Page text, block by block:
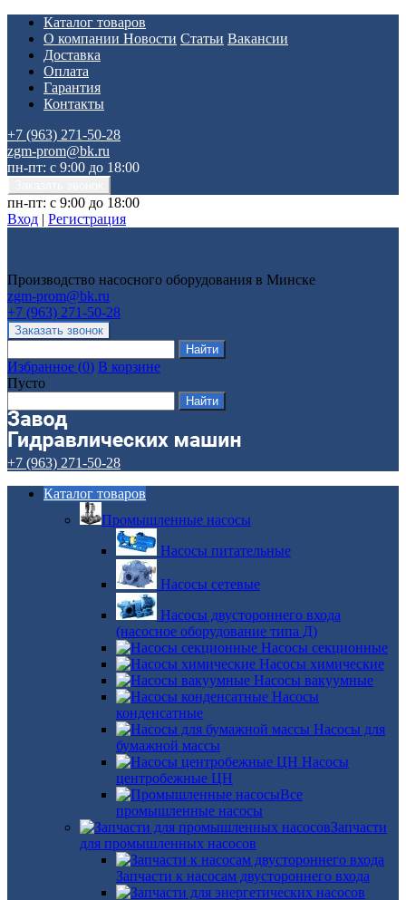
Каталог товаров
О компании Новости Статьи Вакансии
Доставка
Оплата
Гарантия
Контакты
+7 (963) 271-50-28
zgm-prom@bk.ru
пн-пт: с 9:00 до 18:00
пн-пт: с 9:00 до 18:00
Вход | Регистрация
Производство насосного оборудования в Минске
zgm-prom@bk.ru
+7 (963) 271-50-28
Избранное (0) В корзине
Пусто
+7 (963) 271-50-28
Каталог товаров
Промышленные насосы
Насосы питательные
Насосы сетевые
Насосы двустороннего входа
(насосное оборудование типа Д)
Насосы секционные
Насосы химические
Насосы вакуумные
Насосы
конденсатные
Насосы для
бумажной массы
Насосы
центробежные ЦН
Все
промышленные насосы
Запчасти
для промышленных насосов
Запчасти к насосам двустороннего входа